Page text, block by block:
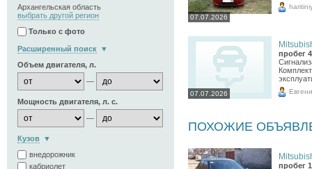
Архангельская область
выбрать другой регион
Только с фото
Расширенный поиск
Объем двигателя, л.
—
Мощность двигателя, л. с.
—
Кузов
внедорожник
кабриолет
07.07.2026
07.07.2026
пробег
ПОХОЖИЕ
пробег